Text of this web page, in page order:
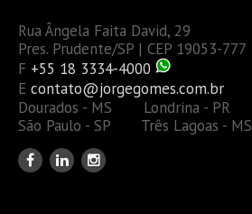
Rua Ângela Faita David, 29
Pres. Prudente/SP | CEP 19053-777
F +55 18 3334-4000
E contato@jorgegomes.com.br
Dourados - MS Londrina - PR
São Paulo - SP Três Lagoas - MS